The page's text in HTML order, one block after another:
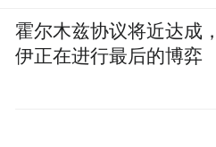
霍尔木兹协议将近达成
伊正在进行最后的博弈